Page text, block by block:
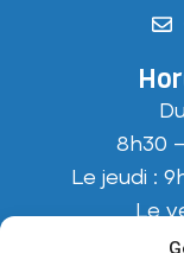
8h30
Le jeudi :
Le